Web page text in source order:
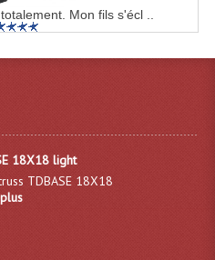
Et Logiciel
Niveau Sonore
Mon fils s'écl ..
18X18 light
TDBASE 18X18
plus